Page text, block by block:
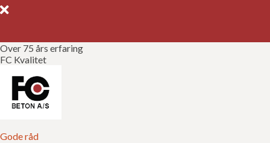
Over 75 års erfaring
FC Kvalitet
Gode råd
Gode råd
Gør det selv
Kvalitetssikring